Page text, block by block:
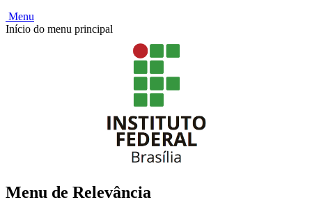
Menu
Início do menu principal
Menu de Relevância